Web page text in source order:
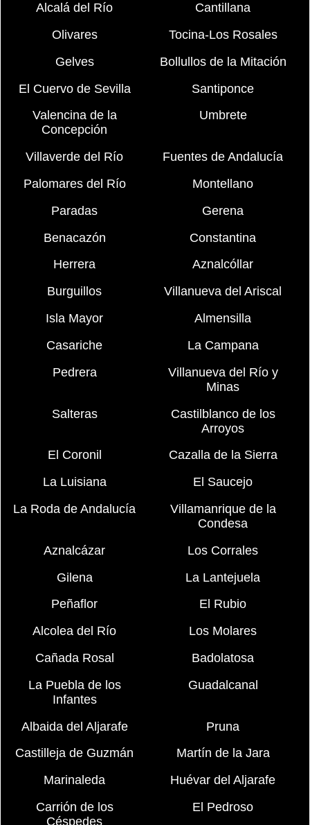
Alcalá del Río
Cantillana
Olivares
Tocina-Los Rosales
Gelves
Bollullos de la Mitación
El Cuervo de Sevilla
Santiponce
Valencina de la
Concepción
Umbrete
Villaverde del Río
Fuentes de Andalucía
Palomares del Río
Montellano
Paradas
Gerena
Benacazón
Constantina
Herrera
Aznalcóllar
Burguillos
Villanueva del Ariscal
Isla Mayor
Almensilla
Casariche
La Campana
Pedrera
Villanueva del Río y
Minas
Salteras
Castilblanco de los
Arroyos
El Coronil
Cazalla de la Sierra
La Luisiana
El Saucejo
La Roda de Andalucía
Villamanrique de la
Condesa
Aznalcázar
Los Corrales
Gilena
La Lantejuela
Peñaflor
El Rubio
Alcolea del Río
Los Molares
Cañada Rosal
Badolatosa
La Puebla de los
Infantes
Guadalcanal
Albaida del Aljarafe
Pruna
Castilleja de Guzmán
Martín de la Jara
Marinaleda
Huévar del Aljarafe
Carrión de los
Céspedes
El Pedroso